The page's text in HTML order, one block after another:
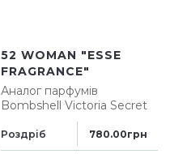
52 WOMAN "ESSE
FRAGRANCE"
Аналог парфумів
Bombshell Victoria Secret
Роздріб 780.00грн